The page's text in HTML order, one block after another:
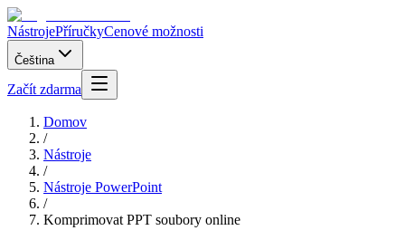
NástrojePříručkyCenové možnosti
Čeština
Začít zdarma
Domov
/
Nástroje
/
Nástroje PowerPoint
/
Komprimovat PPT soubory online